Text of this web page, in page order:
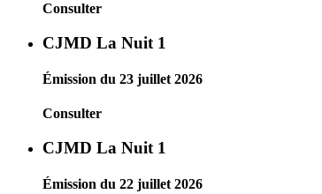
Consulter
CJMD La Nuit 1
Émission du 23 juillet 2026
Consulter
CJMD La Nuit 1
Émission du 22 juillet 2026